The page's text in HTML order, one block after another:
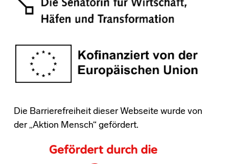
Die Barrierefreiheit dieser Webseite wurde von
der „Aktion Mensch“ gefördert.